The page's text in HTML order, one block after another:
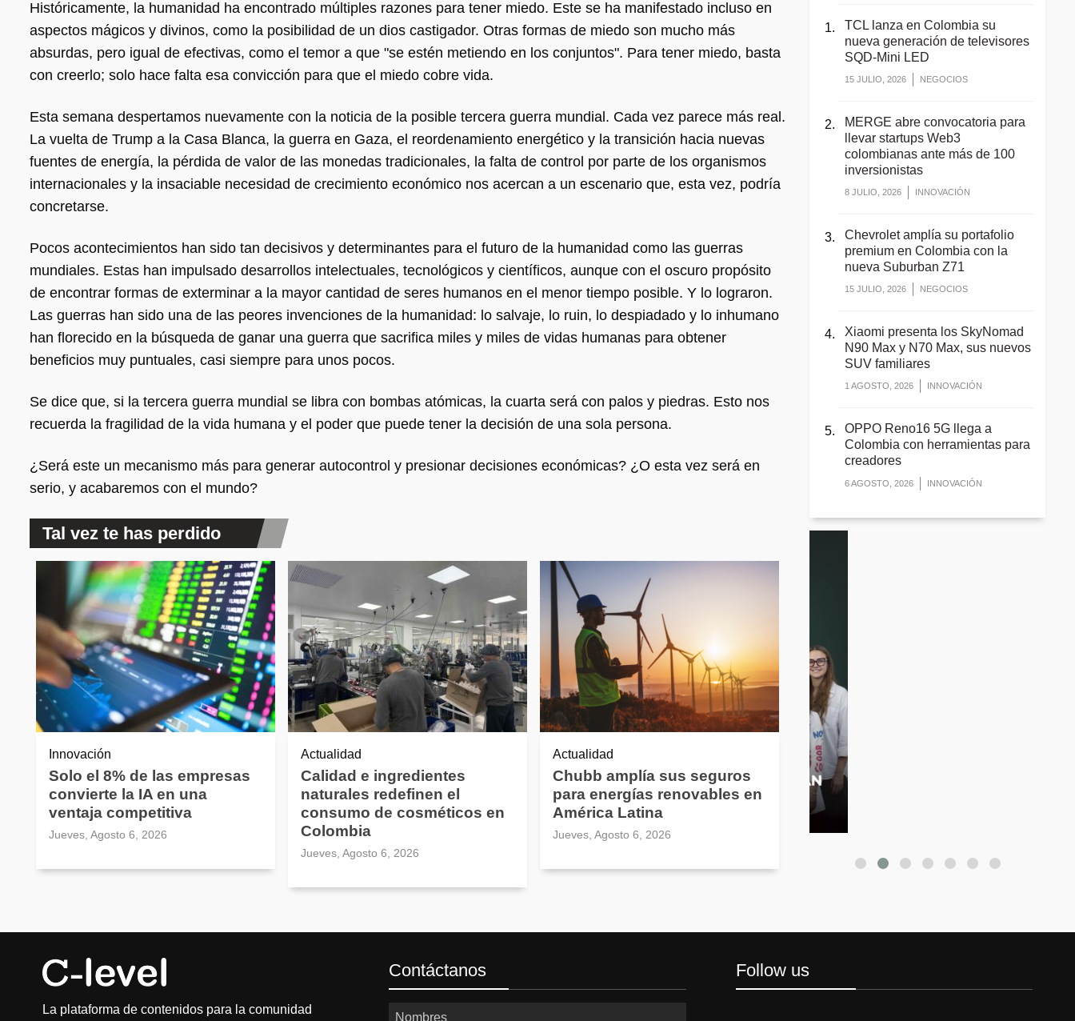
Históricamente, la humanidad ha encontrado múltiples razones para tener miedo. Este se ha manifestado incluso en
aspectos mágicos y divinos, como la posibilidad de un dios castigador. Otras formas de miedo son mucho más
absurdas, pero igual de efectivas, como el temor a que "se estén metiendo en los conjuntos". Para tener miedo, basta
con creerlo; solo hace falta esa convicción para que el miedo cobre vida.
Esta semana despertamos nuevamente con la noticia de la posible tercera guerra mundial. Cada vez parece más real.
La vuelta de Trump a la Casa Blanca, la guerra en Gaza, el reordenamiento energético y la transición hacia nuevas
fuentes de energía, la pérdida de valor de las monedas tradicionales, la falta de control por parte de los organismos
internacionales y la insaciable necesidad de crecimiento económico nos acercan a un escenario que, esta vez, podría
concretarse.
Pocos acontecimientos han sido tan decisivos y determinantes para el futuro de la humanidad como las guerras
mundiales. Estas han impulsado desarrollos intelectuales, tecnológicos y científicos, aunque con el oscuro propósito
de encontrar formas de exterminar a la mayor cantidad de seres humanos en el menor tiempo posible. Y lo lograron.
Las guerras han sido una de las peores invenciones de la humanidad: lo salvaje, lo ruin, lo despiadado y lo inhumano
han florecido en la búsqueda de ganar una guerra que sacrifica miles y miles de vidas humanas para obtener
beneficios muy puntuales, casi siempre para unos pocos.
Se dice que, si la tercera guerra mundial se libra con bombas atómicas, la cuarta será con palos y piedras. Esto nos
recuerda la fragilidad de la vida humana y el poder que puede tener la decisión de una sola persona.
¿Será este un mecanismo más para generar autocontrol y presionar decisiones económicas? ¿O esta vez será en
serio, y acabaremos con el mundo?
Tal vez te has perdido
Innovación
Solo el 8% de las empresas
convierte la IA en una
ventaja competitiva
Jueves, Agosto 6, 2026
Actualidad
Calidad e ingredientes
naturales redefinen el
consumo de cosméticos en
Colombia
Jueves, Agosto 6, 2026
Actualidad
Chubb amplía sus seguros
para energías renovables en
América Latina
Jueves, Agosto 6, 2026
TCL lanza en Colombia su
nueva generación de televisores
SQD-Mini LED
15 JULIO, 2026 NEGOCIOS
MERGE abre convocatoria para
llevar startups Web3
colombianas ante más de 100
inversionistas
8 JULIO, 2026 INNOVACIÓN
Chevrolet amplía su portafolio
premium en Colombia con la
nueva Suburban Z71
15 JULIO, 2026 NEGOCIOS
Xiaomi presenta los SkyNomad
N90 Max y N70 Max, sus nuevos
SUV familiares
1 AGOSTO, 2026 INNOVACIÓN
OPPO Reno16 5G llega a
Colombia con herramientas para
creadores
6 AGOSTO, 2026 INNOVACIÓN
La plataforma de contenidos para la comunidad
Contáctanos
Nombres
Follow us